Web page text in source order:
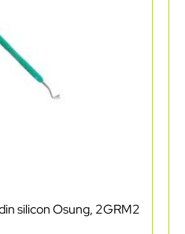
silicon Osung, 2GRM2